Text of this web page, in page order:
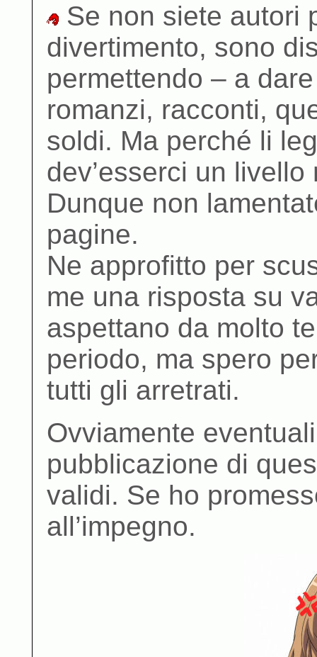
Se non siete autori
divertimento, sono
permettendo – a
romanzi, racconti,
soldi. Ma perché li
dev’esserci un
Dunque non
pagine.
Ne approfitto per
me una risposta su
aspettano da molto
periodo, ma spero
tutti gli arretrati.
Ovviamente
pubblicazione di
validi. Se ho
all’impegno.